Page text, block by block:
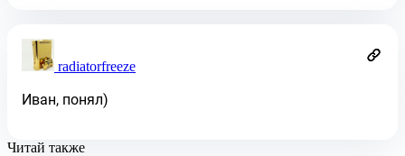
radiatorfreeze
Иван, понял)
Читай также